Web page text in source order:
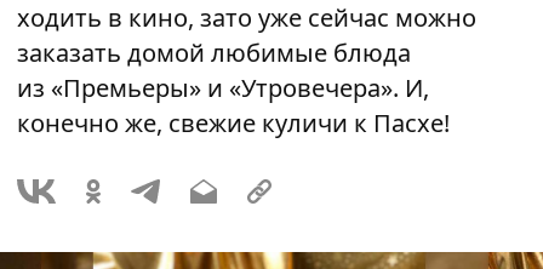
ходить в кино, зато уже сейчас можно
заказать домой любимые блюда
из «Премьеры» и «Утровечера». И,
конечно же, свежие куличи к Пасхе!